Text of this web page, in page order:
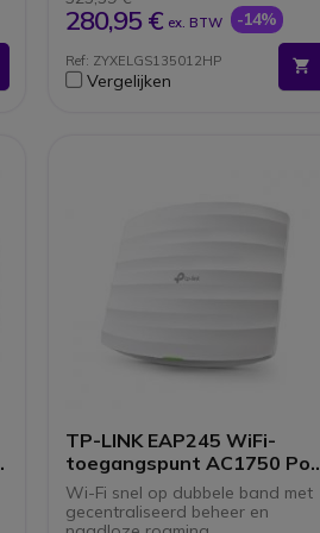
280,95 € ex. BTW -14%
Ref: ZYXELGS135012HP
Vergelijken
TP-LINK EAP245 WiFi-
toegangspunt AC1750 PoE
Gigabit plafondmontage
Wi-Fi snel op dubbele band met
gecentraliseerd beheer en